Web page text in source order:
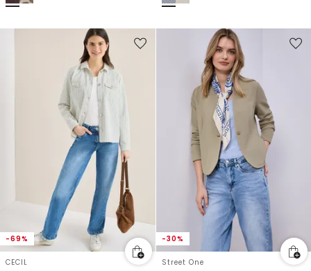
-69%
CECIL
-30%
Street One